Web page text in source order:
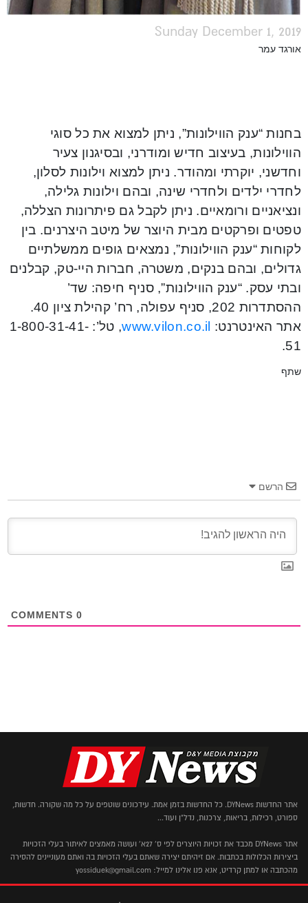
Sunday December 1, 2019
אורגד עמר
בחנות “ענק הווילונות”, ניתן למצוא את כל סוגי
הווילונות, בעיצוב חדיש ומודרני, ובסיגנון צעיר
וחדשני, יוקרתי ומהודר. ניתן למצוא וילונות לסלון,
לחדרי ילדים ולחדרי שינה, ובהם וילונות גלילה,
ונציאניים ורומאיים. ניתן לקבל גם פיתרונות הצללה,
טפטים ופרקטים מבית היוצר של מיטב היצרנים. בין
לקוחות “ענק הווילונות”, נמצאים גופים ממשלתיים
גדולים, ובהם בנקים, משטרה, חברות היי-טק, קבלנים
ובתי עסק. “ענק הווילונות”, סניף חיפה: שד’
ההסתדרות 202, סניף עפולה, רח’ קהילת ציון 40.
אתר האינטרנט: www.vilon.co.il
, טל’: 1-800-31-41-
51.
שתף
הרשם
0
אתר החדשות DYNews. כל החדשות בזמן אמת. עידכונים שוטפים על כל מה שקורה. חדשות,
ספורט, רכילות, בריאות, צרכנות, נדל"ן ועוד...
אתר DYNews מכבד את זכויות היוצרים לפי ס' 27א' ועושה מאמצים לאיתור בעלי הזכויות
ביצירות הכלולות בכתבות. אם זיהיתם יצירה שאתם בעלי הזכויות בה ואתם מעוניינים להסירה
מהכתבה או למתן קרדיט, אנא פנו אלינו למייל: yossiduek@gmail.com